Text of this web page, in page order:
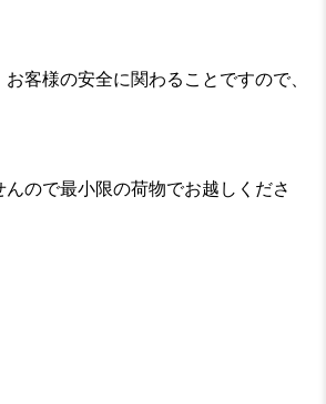
客様の安全に関わることですので、
ので最小限の荷物でお越しくださ